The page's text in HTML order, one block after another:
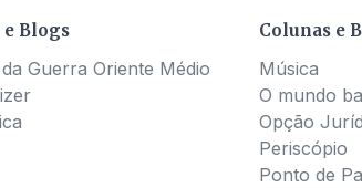
e Blogs
Guerra Oriente Médio
Colunas e
Música
O mundo
Opção
Periscópio
Ponto de